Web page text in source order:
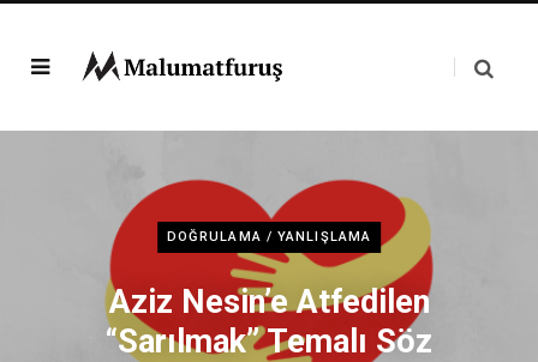
DOĞRULAMA / YANLIŞLAMA
Aziz Nesin’e Atfedilen
“Sarılmak” Temalı Söz